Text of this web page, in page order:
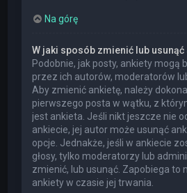
Na górę
W jaki sposób zmienić lub usunąć
Podobnie, jak posty, ankiety mogą
przez ich autorów, moderatorów
Aby zmienić ankietę, należy
pierwszego posta w wątku, z
jest ankieta. Jeśli nikt jeszcze nie
ankiecie, jej autor może usunąć
opcje. Jednakże, jeśli w ankiecie
głosy, tylko moderatorzy lub
zmienić, lub usunąć. Zapobiega to
ankiety w czasie jej trwania.